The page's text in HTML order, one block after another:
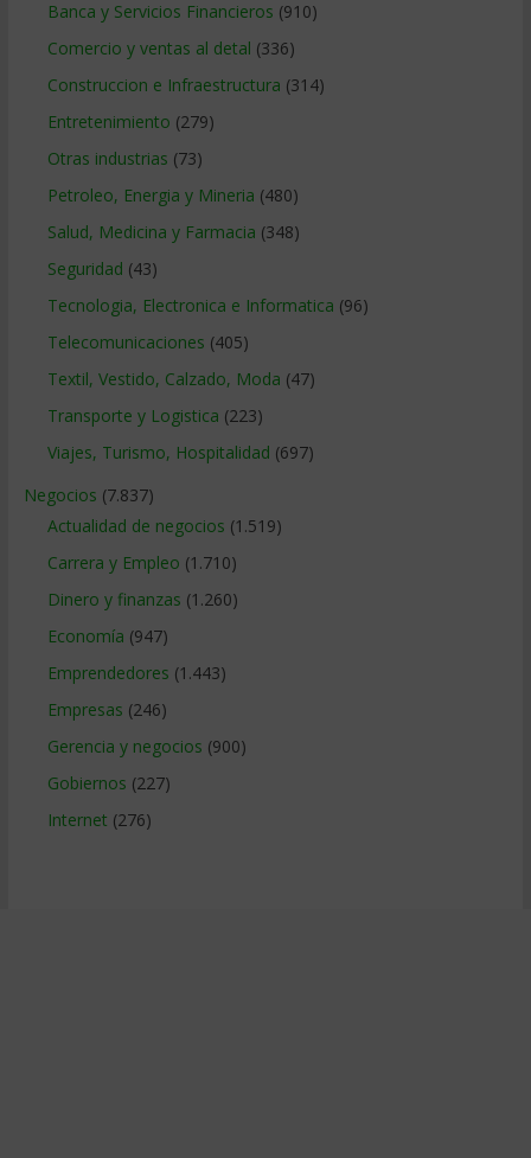
Banca y Servicios Financieros (910)
Comercio y ventas al detal (336)
Construccion e Infraestructura (314)
Entretenimiento (279)
Otras industrias (73)
Petroleo, Energia y Mineria (480)
Salud, Medicina y Farmacia (348)
Seguridad (43)
Tecnologia, Electronica e Informatica (96)
Telecomunicaciones (405)
Textil, Vestido, Calzado, Moda (47)
Transporte y Logistica (223)
Viajes, Turismo, Hospitalidad (697)
Negocios (7.837)
Actualidad de negocios (1.519)
Carrera y Empleo (1.710)
Dinero y finanzas (1.260)
Economía (947)
Emprendedores (1.443)
Empresas (246)
Gerencia y negocios (900)
Gobiernos (227)
Internet (276)